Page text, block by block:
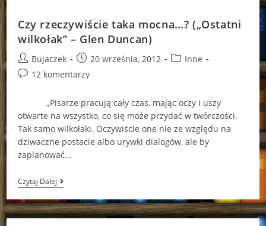
(„Wypadek
Na
Ulicy
Starowiślnej”
–
Lucyna
Olejniczak)
Czy rzeczywiście taka mocna…? („Ostatni
wilkołak” – Glen Duncan)
Post
author:
Bujaczek
Post
published:
20 września, 2012
PostInne
Post12 komentarzy
„Pisarze pracują cały czas, mając oczy i uszy
otwarte na wszystko, co się może przydać w twórczości.
Tak samo wilkołaki. Oczywiście one nie ze względu na
dziwaczne postacie albo urywki dialogów, ale by
zaplanować…
Czytaj DalejCzy
Rzeczywiście
Taka
Mocna…?
(„Ostatni